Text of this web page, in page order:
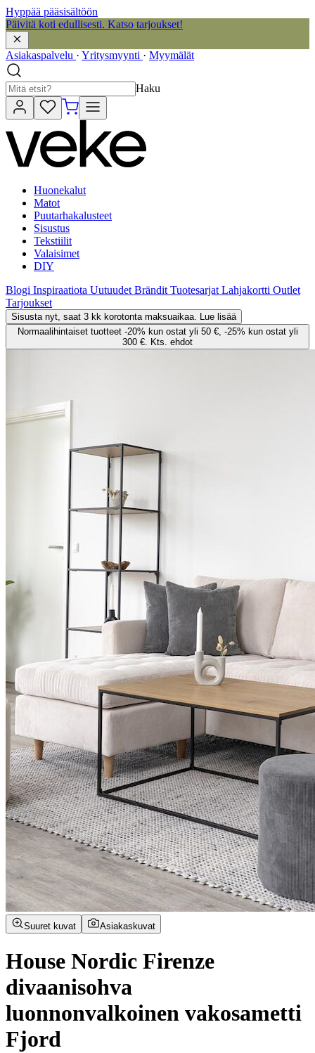
Hyppää pääsisältöön
Päivitä koti edullisesti. Katso tarjoukset!
Asiakaspalvelu · Yritysmyynti · Myymälät
Haku
Huonekalut
Matot
Puutarhakalusteet
Sisustus
Tekstiilit
Valaisimet
DIY
Blogi Inspiraatiota Uutuudet Brändit Tuotesarjat Lahjakortti Outlet
Tarjoukset
Sisusta nyt, saat 3 kk korotonta maksuaikaa. Lue lisää
Normaalihintaiset tuotteet -20% kun ostat yli 50 €, -25% kun ostat yli
300 €. Kts. ehdot
Suuret kuvat Asiakaskuvat
House Nordic Firenze
divaanisohva
luonnonvalkoinen vakosametti
Fjord